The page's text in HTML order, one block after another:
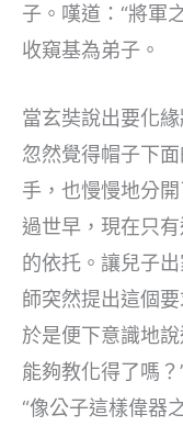
子。嘆道：“將軍
收窺基為弟子。
當玄奘說出要化
忽然覺得帽子下
手，也慢慢地分
過世早，現在只
的依托。讓兒子
師突然提出這個
於是便下意識地
能夠教化得了嗎
“像公子這樣偉器